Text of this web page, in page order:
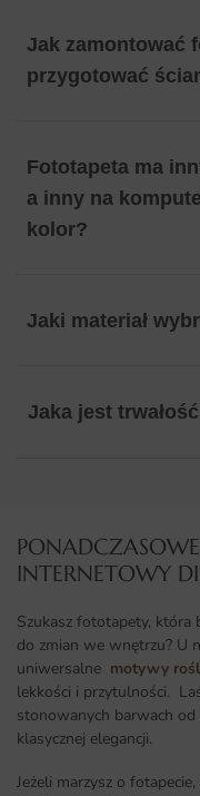
Jak zamontować
przygotować
Fototapeta ma
a inny na
kolor?
Jaki materiał
Jaka jest
INTERNETOWY
Szukasz fototapety, która
do zmian we wnętrzu? U
uniwersalne motywy
lekkości i przytulności.
stonowanych barwach
klasycznej elegancji.
Jeżeli marzysz o